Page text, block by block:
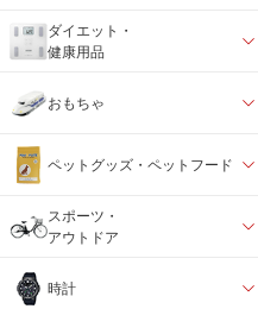
ダイエット・
健康用品
おもちゃ
ペットグッズ・ペットフード
スポーツ・
アウトドア
時計